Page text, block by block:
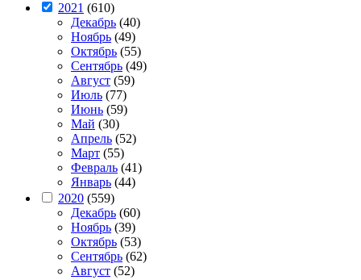
2021 (610)
Декабрь (40)
Ноябрь (49)
Октябрь (55)
Сентябрь (49)
Август (59)
Июль (77)
Июнь (59)
Май (30)
Апрель (52)
Март (55)
Февраль (41)
Январь (44)
2020 (559)
Декабрь (60)
Ноябрь (39)
Октябрь (53)
Сентябрь (62)
Август (52)